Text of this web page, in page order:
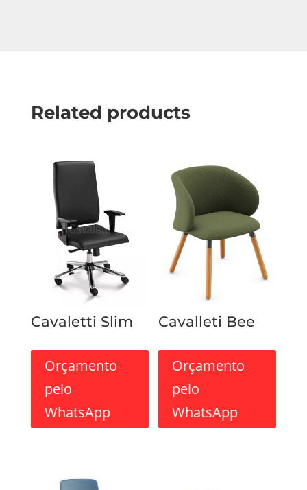
Related products
Cavaletti Slim
Orçamento
pelo
WhatsApp
Cavalleti Bee
Orçamento
pelo
WhatsApp